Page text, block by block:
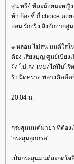
สุน ทรีย์ ทีละน้อยนะหญิง
ห้ว ก้อยชี้ กี่ choice คอย
อ่อน รักจริง ลิงจักจากอู่น
๏ หล่อน ไม่สน มนต์ใส่ใ
ต้อง เสี่ยงบุญ ศูนย์เบี่ยง
ง ไม่เก่ง เหม่งไกปืนไร้
รัว ผิดคราง พลางคิดดี
20.04 น.
กระสุนมนต์มายา ที่ต้อง
'กระสุนลูกกรด'
เป็นกระสุนมนต์สะกดใจ